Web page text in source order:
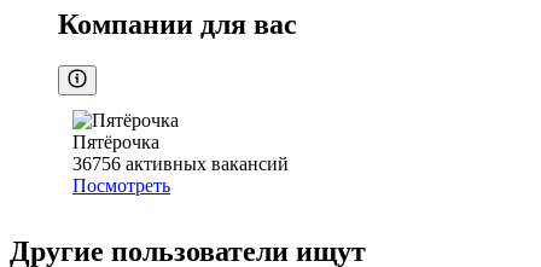
Компании для вас
Пятёрочка
36756 активных вакансий
Посмотреть
Другие пользователи ищут